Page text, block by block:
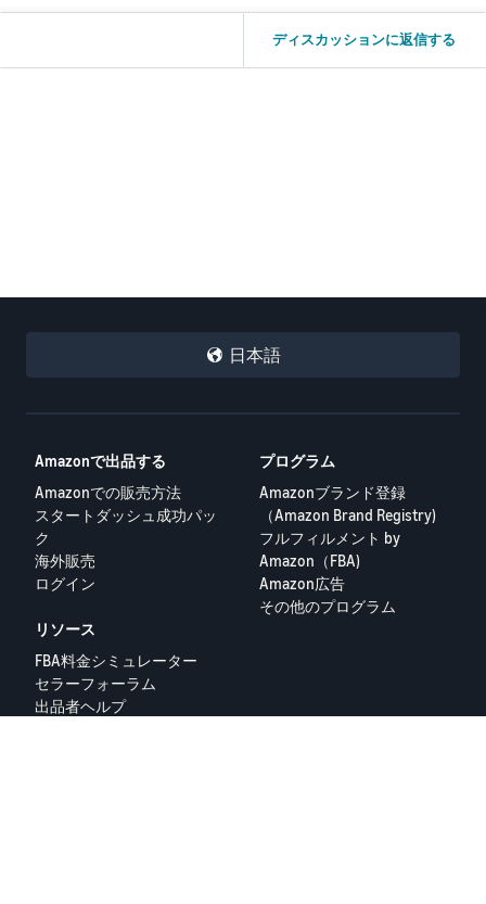
ディスカッションに返信する
日本語
Amazonで出品する
Amazonでの販売方法
スタートダッシュ成功パッ
ク
海外販売
ログイン
プログラム
Amazonブランド登録
（Amazon Brand Registry)
フルフィルメント by
Amazon（FBA)
Amazon広告
その他のプログラム
リソース
FBA料金シミュレーター
セラーフォーラム
出品者ヘルプ